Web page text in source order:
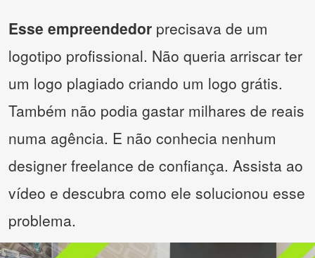
Esse empreendedor precisava de um
logotipo profissional. Não queria arriscar ter
um logo plagiado criando um logo grátis.
Também não podia gastar milhares de reais
numa agência. E não conhecia nenhum
designer freelance de confiança. Assista ao
vídeo e descubra como ele solucionou esse
problema.